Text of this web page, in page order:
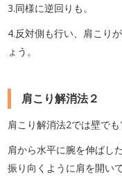
3.同様に逆回りも。
4.反対側も行い、肩こり
ょう。
肩こり解消法２
肩こり解消法2では壁で
肩から水平に腕を伸ばし
振り向くように肩を開い